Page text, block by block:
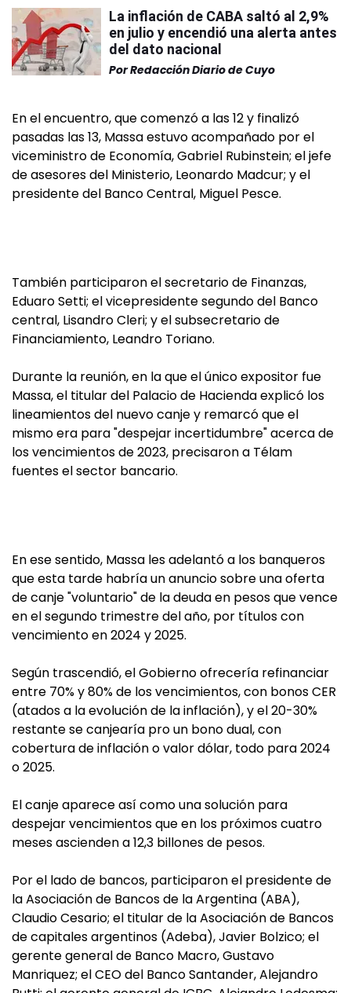
La inflación de CABA saltó al 2,9%
en julio y encendió una alerta antes
del dato nacional
PorRedacción Diario de Cuyo
En el encuentro, que comenzó a las 12 y finalizó
pasadas las 13, Massa estuvo acompañado por el
viceministro de Economía, Gabriel Rubinstein; el jefe
de asesores del Ministerio, Leonardo Madcur; y el
presidente del Banco Central, Miguel Pesce.
También participaron el secretario de Finanzas,
Eduaro Setti; el vicepresidente segundo del Banco
central, Lisandro Cleri; y el subsecretario de
Financiamiento, Leandro Toriano.
Durante la reunión, en la que el único expositor fue
Massa, el titular del Palacio de Hacienda explicó los
lineamientos del nuevo canje y remarcó que el
mismo era para "despejar incertidumbre" acerca de
los vencimientos de 2023, precisaron a Télam
fuentes el sector bancario.
En ese sentido, Massa les adelantó a los banqueros
que esta tarde habría un anuncio sobre una oferta
de canje "voluntario" de la deuda en pesos que vence
en el segundo trimestre del año, por títulos con
vencimiento en 2024 y 2025.
Según trascendió, el Gobierno ofrecería refinanciar
entre 70% y 80% de los vencimientos, con bonos CER
(atados a la evolución de la inflación), y el 20-30%
restante se canjearía pro un bono dual, con
cobertura de inflación o valor dólar, todo para 2024
o 2025.
El canje aparece así como una solución para
despejar vencimientos que en los próximos cuatro
meses ascienden a 12,3 billones de pesos.
Por el lado de bancos, participaron el presidente de
la Asociación de Bancos de la Argentina (ABA),
Claudio Cesario; el titular de la Asociación de Bancos
de capitales argentinos (Adeba), Javier Bolzico; el
gerente general de Banco Macro, Gustavo
Manriquez; el CEO del Banco Santander, Alejandro